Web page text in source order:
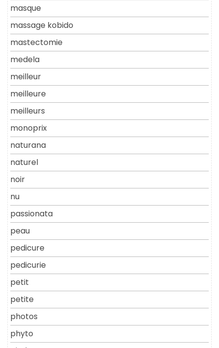
masque
massage kobido
mastectomie
medela
meilleur
meilleure
meilleurs
monoprix
naturana
naturel
noir
nu
passionata
peau
pedicure
pedicurie
petit
petite
photos
phyto